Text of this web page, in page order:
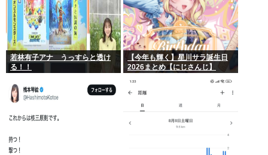
若林有子アナ うっすらと透け
る！！
【今年も輝く】星川サラ誕生日
2026まとめ【にじさんじ】